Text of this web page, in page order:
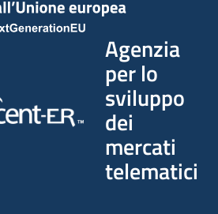
Agenzia
per lo
sviluppo
dei
mercati
telematici